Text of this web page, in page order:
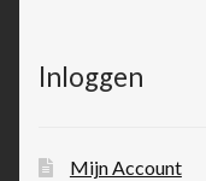
Inloggen
Mijn Account